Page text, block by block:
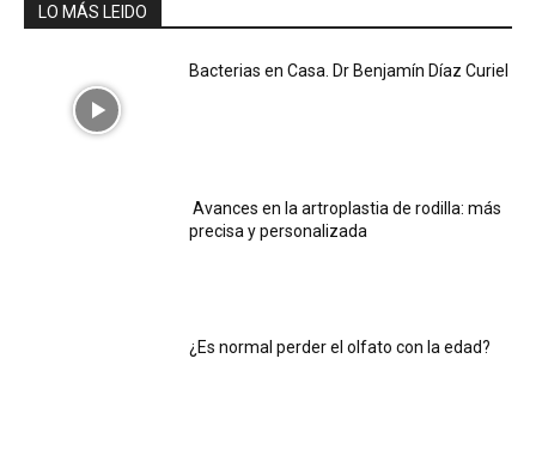
LO MÁS LEIDO
Bacterias en Casa. Dr Benjamín Díaz Curiel
Avances en la artroplastia de rodilla: más
precisa y personalizada
¿Es normal perder el olfato con la edad?